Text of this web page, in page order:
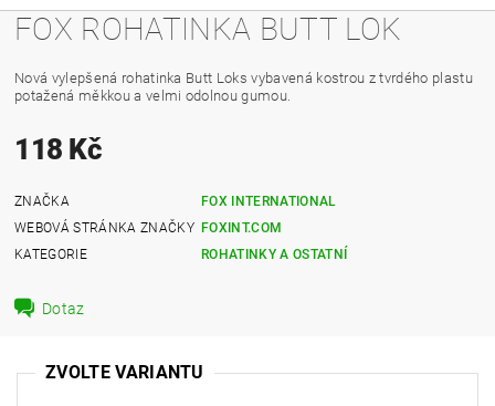
FOX ROHATINKA BUTT LOK
Nová vylepšená rohatinka Butt Loks vybavená kostrou z tvrdého plastu
potažená měkkou a velmi odolnou gumou.
118 Kč
ZNAČKA
FOX INTERNATIONAL
WEBOVÁ STRÁNKA ZNAČKY FOXINT.COM
KATEGORIE
ROHATINKY A OSTATNÍ
Dotaz
ZVOLTE VARIANTU